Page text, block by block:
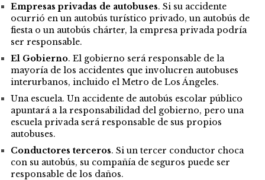
Empresas privadas de autobuses. Si su accidente
ocurrió en un autobús turístico privado, un autobús de
fiesta o un autobús chárter, la empresa privada podría
ser responsable.
El Gobierno. El gobierno será responsable de la
mayoría de los accidentes que involucren autobuses
interurbanos, incluido el Metro de Los Ángeles.
Una escuela. Un accidente de autobús escolar público
apuntará a la responsabilidad del gobierno, pero una
escuela privada será responsable de sus propios
autobuses.
Conductores terceros. Si un tercer conductor choca
con su autobús, su compañía de seguros puede ser
responsable de los daños.